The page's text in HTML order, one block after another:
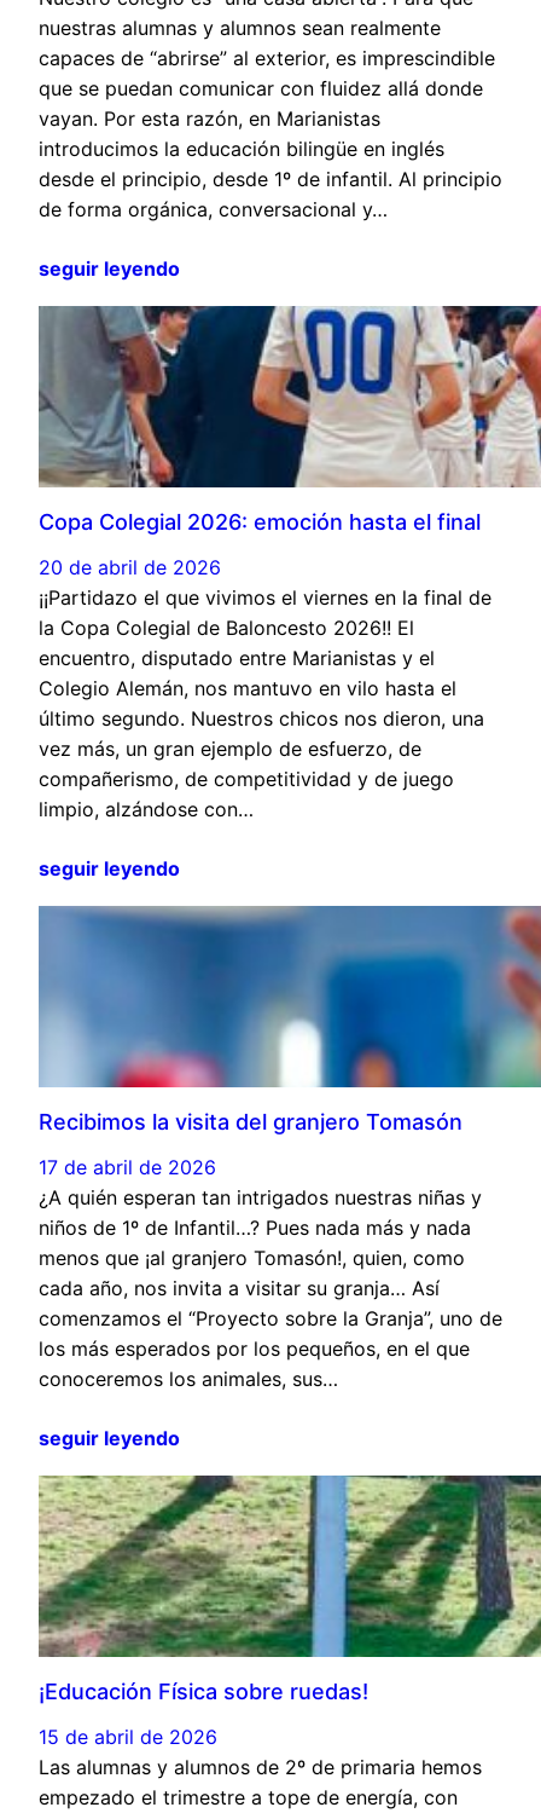
nuestras alumnas y alumnos sean realmente
capaces de “abrirse” al exterior, es imprescindible
que se puedan comunicar con fluidez allá donde
vayan. Por esta razón, en Marianistas
introducimos la educación bilingüe en inglés
desde el principio, desde 1º de infantil. Al principio
de forma orgánica, conversacional y…
seguir leyendo
Copa Colegial 2026: emoción hasta el final
20 de abril de 2026
¡¡Partidazo el que vivimos el viernes en la final de
la Copa Colegial de Baloncesto 2026!! El
encuentro, disputado entre Marianistas y el
Colegio Alemán, nos mantuvo en vilo hasta el
último segundo. Nuestros chicos nos dieron, una
vez más, un gran ejemplo de esfuerzo, de
compañerismo, de competitividad y de juego
limpio, alzándose con…
seguir leyendo
Recibimos la visita del granjero Tomasón
17 de abril de 2026
¿A quién esperan tan intrigados nuestras niñas y
niños de 1º de Infantil…? Pues nada más y nada
menos que ¡al granjero Tomasón!, quien, como
cada año, nos invita a visitar su granja… Así
comenzamos el “Proyecto sobre la Granja”, uno de
los más esperados por los pequeños, en el que
conoceremos los animales, sus…
seguir leyendo
¡Educación Física sobre ruedas!
15 de abril de 2026
Las alumnas y alumnos de 2º de primaria hemos
empezado el trimestre a tope de energía, con